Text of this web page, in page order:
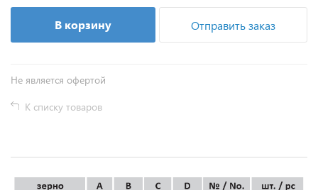
В корзину Отправить заказ
Не является офертой
К списку товаров